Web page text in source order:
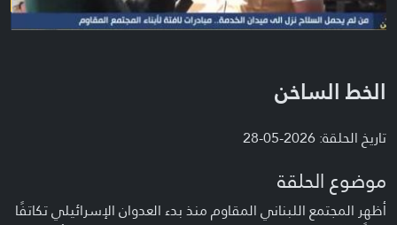
الخط الساخن
تاريخ الحلقة: 2026-05-28
موضوع الحلقة
أظهر المجتمع اللبناني المقاوم منذ بدء العدوان الإسرائيلي تكاتفًا